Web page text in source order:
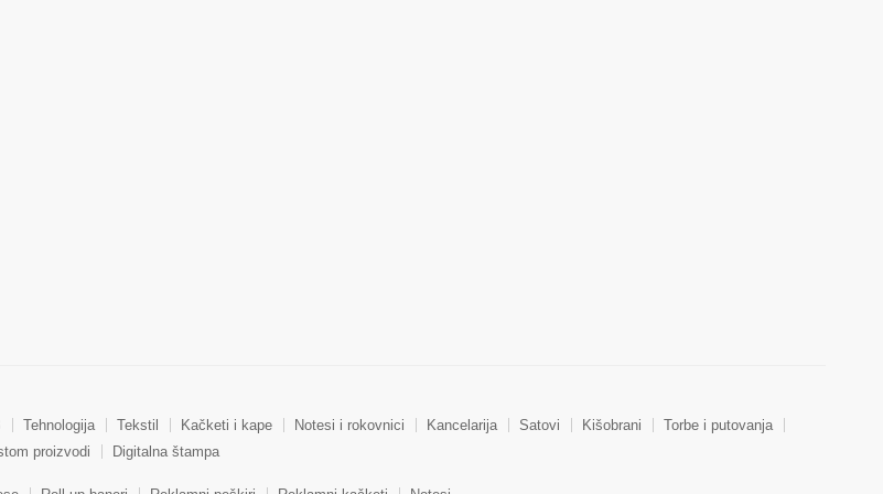
Tehnologija Tekstil Kačketi i kape Notesi i rokovnici Kancelarija Satovi Kišobrani
Torbe i putovanja
proizvodi Digitalna štampa